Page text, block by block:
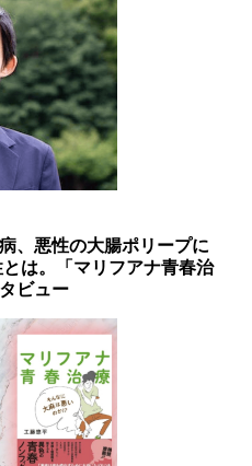
、悪性の大腸ポリープに
は。「マリフアナ青春治
ビュー